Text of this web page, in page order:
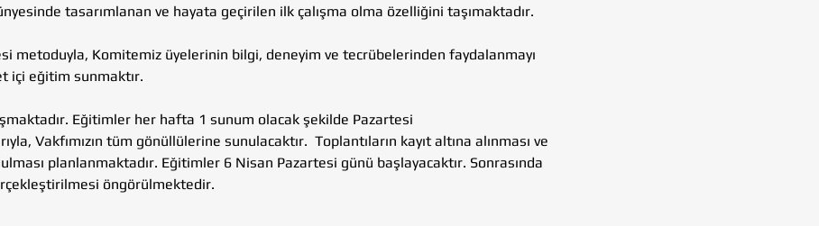
tasarımlanan ve hayata geçirilen ilk çalışma olma özelliğini taşımaktadır.
metoduyla, Komitemiz üyelerinin bilgi, deneyim ve tecrübelerinden faydalanmayı
içi eğitim sunmaktır.
Eğitimler her hafta 1 sunum olacak şekilde Pazartesi
Vakfımızın tüm gönüllülerine sunulacaktır.  Toplantıların kayıt altına alınması ve
planlanmaktadır. Eğitimler 6 Nisan Pazartesi günü başlayacaktır. Sonrasında
öngörülmektedir.